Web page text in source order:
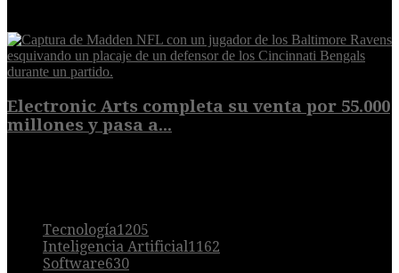
Electronic Arts completa su venta por 55.000
millones y pasa a...
Tecnología1205
Inteligencia Artificial1162
Software630